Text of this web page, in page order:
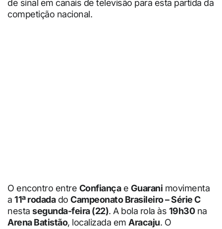
de sinal em canais de televisão para esta partida da
competição nacional.
O encontro entre Confiançae Guarani movimenta
a 11ª rodadado Campeonato Brasileiro – Série C
nesta segunda-feira (22). A bola rola às 19h30na
Arena Batistão, localizada em Aracaju. O